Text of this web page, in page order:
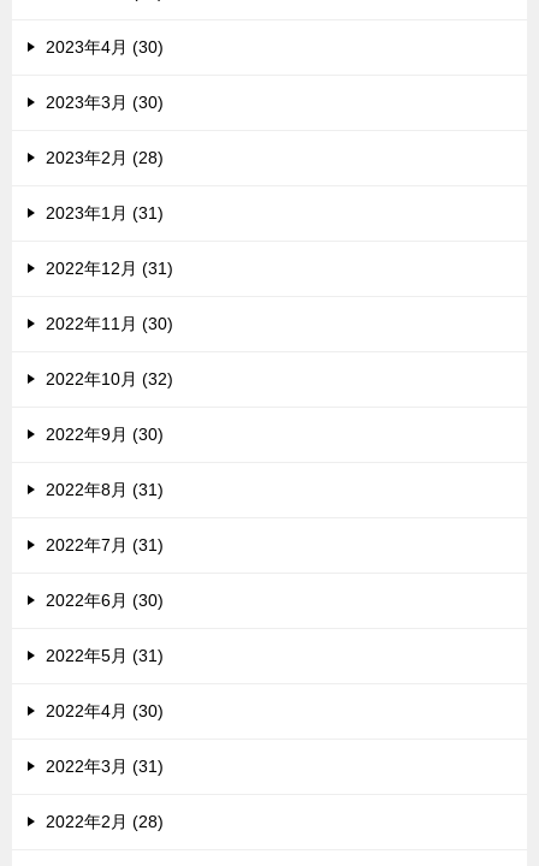
2023年4月 (30)
2023年3月 (30)
2023年2月 (28)
2023年1月 (31)
2022年12月 (31)
2022年11月 (30)
2022年10月 (32)
2022年9月 (30)
2022年8月 (31)
2022年7月 (31)
2022年6月 (30)
2022年5月 (31)
2022年4月 (30)
2022年3月 (31)
2022年2月 (28)